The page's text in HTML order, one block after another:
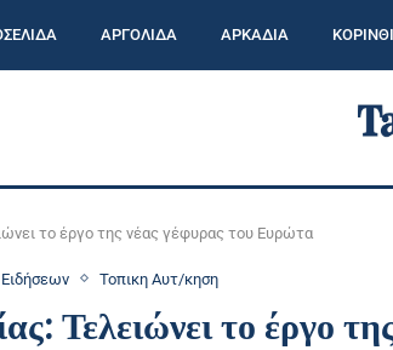
ΑΡΓΟΛΙΔΑ ΑΡΚΑΔΙΑ
το έργο της νέας γέφυρας του Ευρώτα
Τοπικη Αυτ/κηση
Τελειώνει το έργο